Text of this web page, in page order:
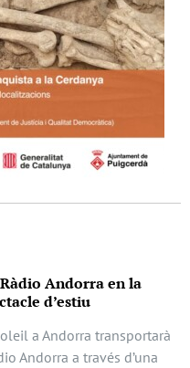
Andorra en la
d’estiu
a Andorra transportarà
Andorra a través d’una